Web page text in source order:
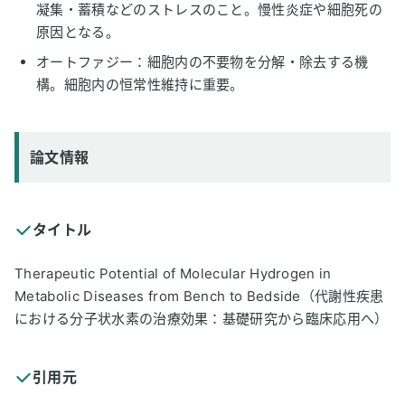
凝集・蓄積などのストレスのこと。慢性炎症や細胞死の
原因となる。
オートファジー：細胞内の不要物を分解・除去する機
構。細胞内の恒常性維持に重要。
論文情報
タイトル
Therapeutic Potential of Molecular Hydrogen in
Metabolic Diseases from Bench to Bedside（代謝性疾患
における分子状水素の治療効果：基礎研究から臨床応用へ）
引用元